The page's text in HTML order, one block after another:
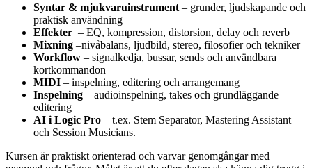
Syntar & mjukvaruinstrument – grunder, ljudskapande och
praktisk användning
Effekter – EQ, kompression, distorsion, delay och reverb
Mixning –nivåbalans, ljudbild, stereo, filosofier och tekniker
Workflow – signalkedja, bussar, sends och användbara
kortkommandon
MIDI – inspelning, editering och arrangemang
Inspelning – audioinspelning, takes och grundläggande
editering
AI i Logic Pro – t.ex. Stem Separator, Mastering Assistant
och Session Musicians.
Kursen är praktiskt orienterad och varvar genomgångar med